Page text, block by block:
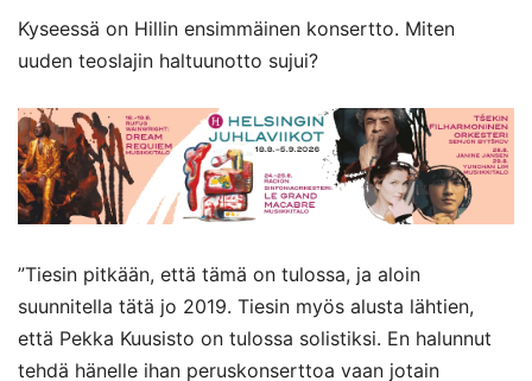
Kyseessä on Hillin ensimmäinen konsertto. Miten
uuden teoslajin haltuunotto sujui?
”Tiesin pitkään, että tämä on tulossa, ja aloin
suunnitella tätä jo 2019. Tiesin myös alusta lähtien,
että Pekka Kuusisto on tulossa solistiksi. En halunnut
tehdä hänelle ihan peruskonserttoa vaan jotain